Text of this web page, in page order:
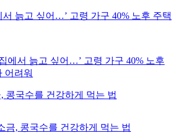
에서 늙고 싶어…’ 고령 가구 40% 노후
어려워
금, 콩국수를 건강하게 먹는 법